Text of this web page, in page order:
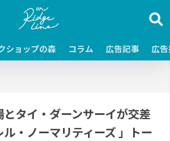
ショップの森 コラム 広告記事 広
とタイ・ダーンサーイが交差
・ノーマリティーズ 」トー